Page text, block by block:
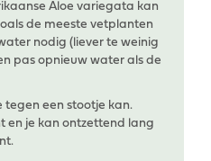
Aloe variegata kan
de meeste vetplanten
nodig (liever te weinig
pas opnieuw water als de
tegen een stootje kan.
en je kan ontzettend lang